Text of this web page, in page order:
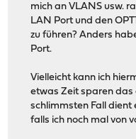
mich an VLANS usw.
LAN Port und den
zu führen? Anders
Port.
Vielleicht kann ich
etwas Zeit sparen das
schlimmsten Fall dient
falls ich noch mal von